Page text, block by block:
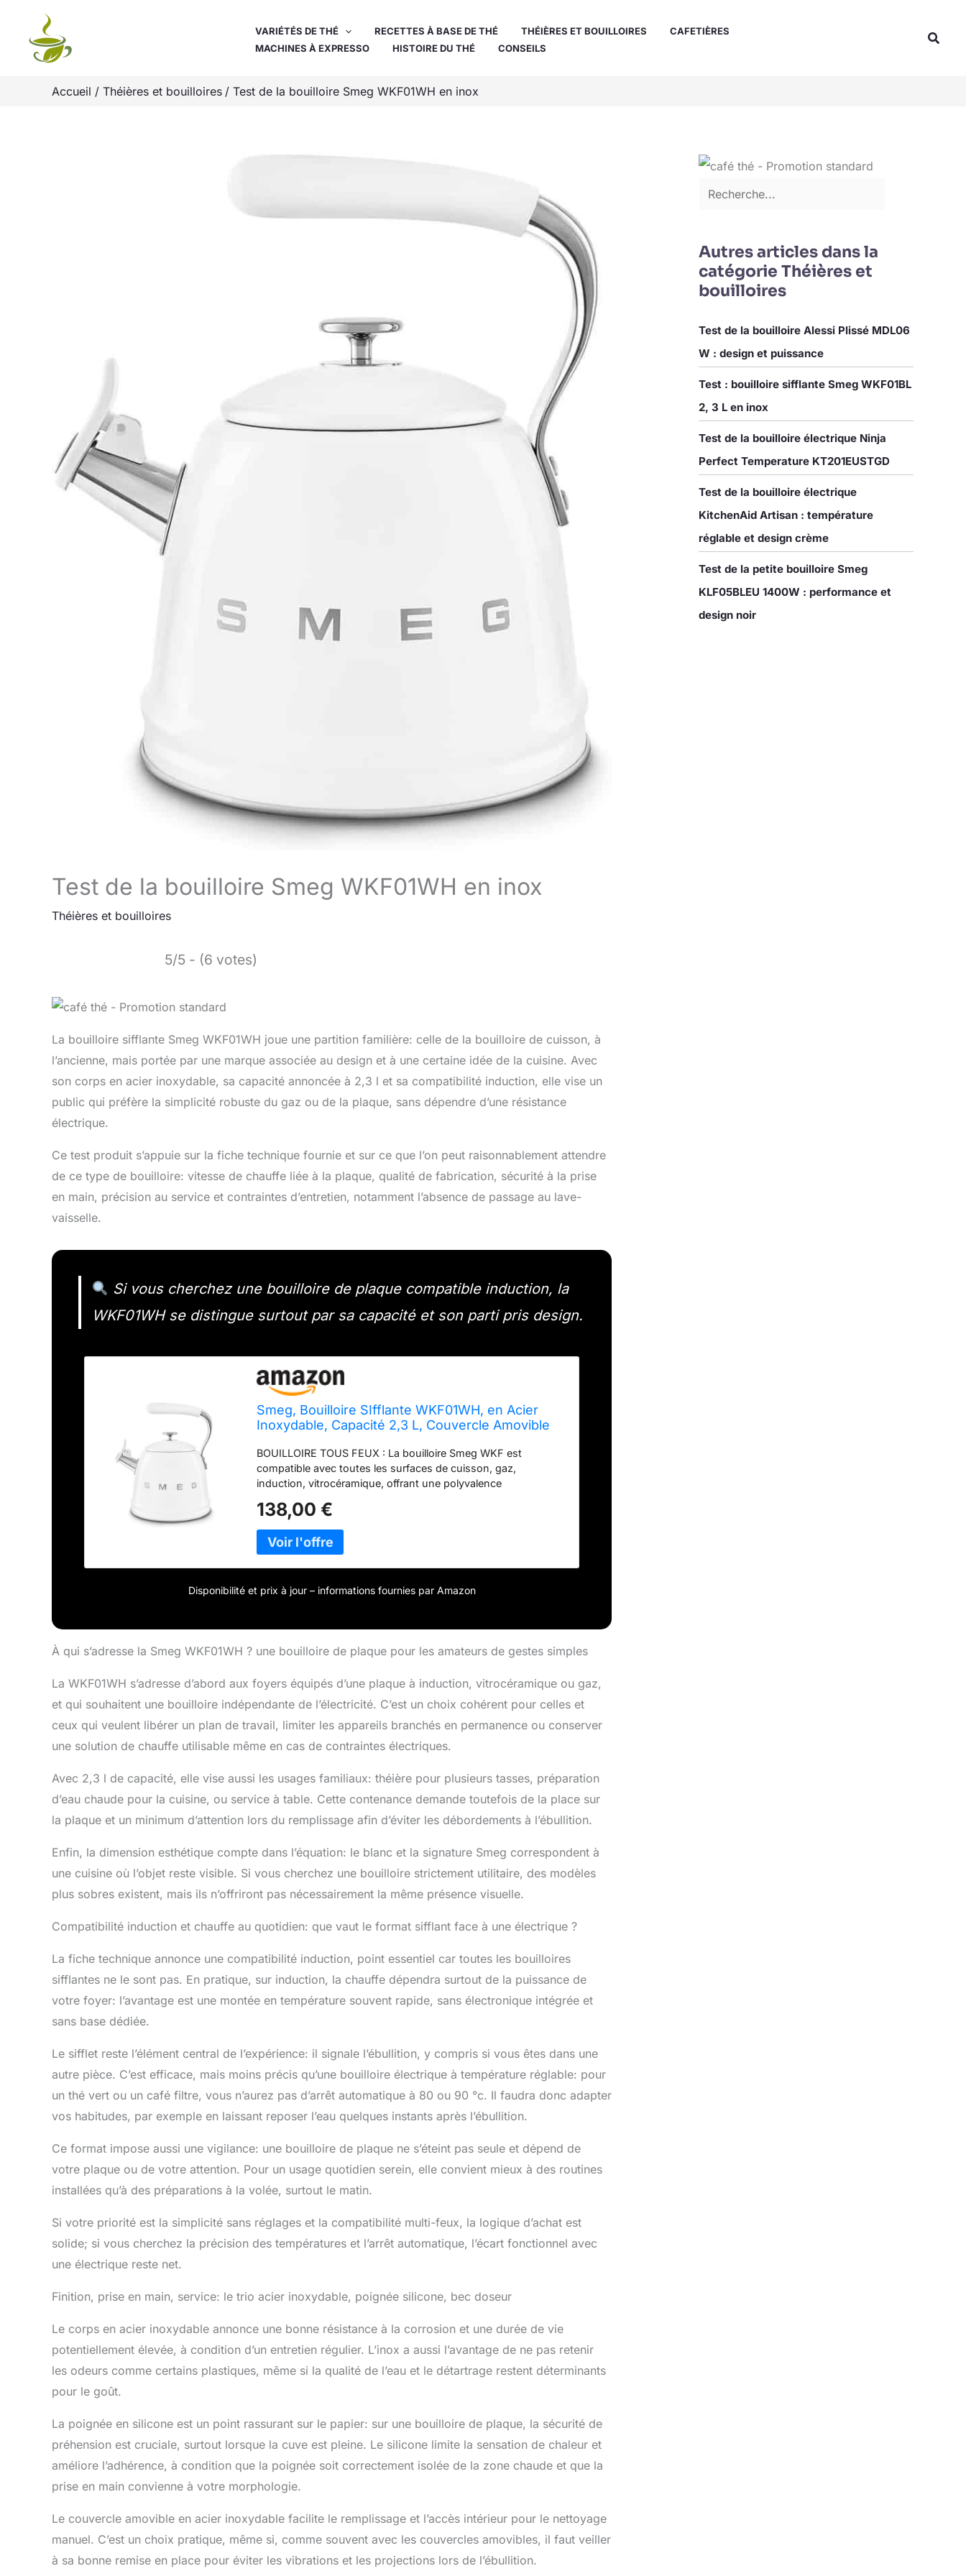
contenu
VARIÉTÉS DE THÉ RECETTES À BASE DE THÉ THÉIÈRES ET BOUILLOIRES
CAFETIÈRES
MACHINES À EXPRESSO
HISTOIRE DU THÉ CONSEILS
Accueil Théières et bouilloires Test de la bouilloire Smeg WKF01WH en inox
Test de la bouilloire Smeg WKF01WH en inox
Théières et bouilloires
5/5 - (6 votes)
La bouilloire sifflante Smeg WKF01WH joue une partition familière: celle de la bouilloire de cuisson, à
l’ancienne, mais portée par une marque associée au design et à une certaine idée de la cuisine. Avec
son corps en acier inoxydable, sa capacité annoncée à 2,3 l et sa compatibilité induction, elle vise un
public qui préfère la simplicité robuste du gaz ou de la plaque, sans dépendre d’une résistance
électrique.
Ce test produit s’appuie sur la fiche technique fournie et sur ce que l’on peut raisonnablement attendre
de ce type de bouilloire: vitesse de chauffe liée à la plaque, qualité de fabrication, sécurité à la prise
en main, précision au service et contraintes d’entretien, notamment l’absence de passage au lave-
vaisselle.
Si vous cherchez une bouilloire de plaque compatible induction, la
WKF01WH se distingue surtout par sa capacité et son parti pris design.
Smeg, Bouilloire SIfflante WKF01WH, en Acier
Inoxydable, Capacité 2,3 L, Couvercle Amovible
BOUILLOIRE TOUS FEUX : La bouilloire Smeg WKF est
compatible avec toutes les surfaces de cuisson, gaz,
induction, vitrocéramique, offrant une polyvalence
litres (10 tasses), la bouilloire est idéale pour préparer des
boissons chaudes lors de réunions de famille ou de soirées
intimistes COUVERCLE AMOVIBLE : Le couvercle amovible
permet un remplissage rapide et facile, tandis que le sifflet
garantissant efficacité et sécurité BEC DOSEUR : Equipé d'un
138,00 €
Disponibilité et prix à jour – informations fournies par Amazon
À qui s’adresse la Smeg WKF01WH ? une bouilloire de plaque pour les amateurs de gestes simples
La WKF01WH s’adresse d’abord aux foyers équipés d’une plaque à induction, vitrocéramique ou gaz,
et qui souhaitent une bouilloire indépendante de l’électricité. C’est un choix cohérent pour celles et
ceux qui veulent libérer un plan de travail, limiter les appareils branchés en permanence ou conserver
une solution de chauffe utilisable même en cas de contraintes électriques.
Avec 2,3 l de capacité, elle vise aussi les usages familiaux: théière pour plusieurs tasses, préparation
d’eau chaude pour la cuisine, ou service à table. Cette contenance demande toutefois de la place sur
la plaque et un minimum d’attention lors du remplissage afin d’éviter les débordements à l’ébullition.
Enfin, la dimension esthétique compte dans l’équation: le blanc et la signature Smeg correspondent à
une cuisine où l’objet reste visible. Si vous cherchez une bouilloire strictement utilitaire, des modèles
plus sobres existent, mais ils n’offriront pas nécessairement la même présence visuelle.
Compatibilité induction et chauffe au quotidien: que vaut le format sifflant face à une électrique ?
La fiche technique annonce une compatibilité induction, point essentiel car toutes les bouilloires
sifflantes ne le sont pas. En pratique, sur induction, la chauffe dépendra surtout de la puissance de
votre foyer: l’avantage est une montée en température souvent rapide, sans électronique intégrée et
sans base dédiée.
Le sifflet reste l’élément central de l’expérience: il signale l’ébullition, y compris si vous êtes dans une
autre pièce. C’est efficace, mais moins précis qu’une bouilloire électrique à température réglable: pour
un thé vert ou un café filtre, vous n’aurez pas d’arrêt automatique à 80 ou 90 °c. Il faudra donc adapter
vos habitudes, par exemple en laissant reposer l’eau quelques instants après l’ébullition.
Ce format impose aussi une vigilance: une bouilloire de plaque ne s’éteint pas seule et dépend de
votre plaque ou de votre attention. Pour un usage quotidien serein, elle convient mieux à des routines
installées qu’à des préparations à la volée, surtout le matin.
Si votre priorité est la simplicité sans réglages et la compatibilité multi-feux, la logique d’achat est
solide; si vous cherchez la précision des températures et l’arrêt automatique, l’écart fonctionnel avec
une électrique reste net.
Finition, prise en main, service: le trio acier inoxydable, poignée silicone, bec doseur
Le corps en acier inoxydable annonce une bonne résistance à la corrosion et une durée de vie
potentiellement élevée, à condition d’un entretien régulier. L’inox a aussi l’avantage de ne pas retenir
les odeurs comme certains plastiques, même si la qualité de l’eau et le détartrage restent déterminants
pour le goût.
La poignée en silicone est un point rassurant sur le papier: sur une bouilloire de plaque, la sécurité de
préhension est cruciale, surtout lorsque la cuve est pleine. Le silicone limite la sensation de chaleur et
améliore l’adhérence, à condition que la poignée soit correctement isolée de la zone chaude et que la
prise en main convienne à votre morphologie.
Le couvercle amovible en acier inoxydable facilite le remplissage et l’accès intérieur pour le nettoyage
manuel. C’est un choix pratique, même si, comme souvent avec les couvercles amovibles, il faut veiller
à sa bonne remise en place pour éviter les vibrations et les projections lors de l’ébullition.
Autres articles dans la
catégorie Théières et
bouilloires
Test de la bouilloire Alessi Plissé MDL06
W : design et puissance
Test : bouilloire sifflante Smeg WKF01BL
2, 3 L en inox
Test de la bouilloire électrique Ninja
Perfect Temperature KT201EUSTGD
Test de la bouilloire électrique
KitchenAid Artisan : température
réglable et design crème
Test de la petite bouilloire Smeg
KLF05BLEU 1400W : performance et
design noir